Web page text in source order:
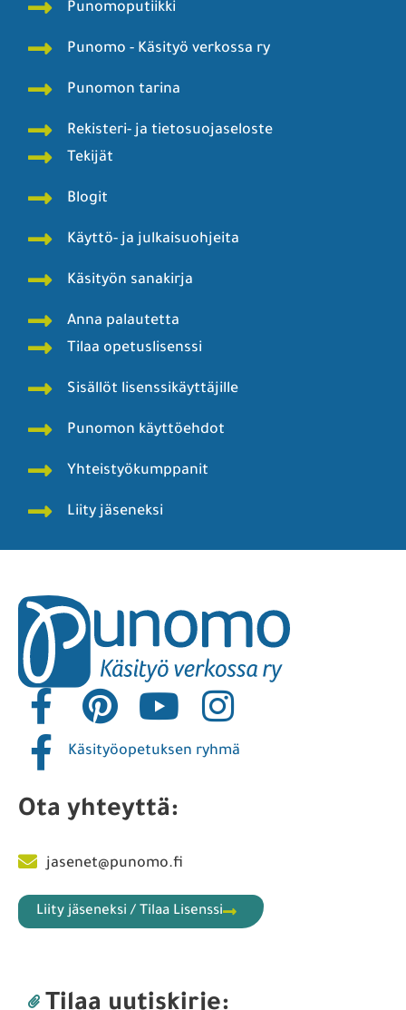
Punomoputiikki
Punomo - Käsityö verkossa ry
Punomon tarina
Rekisteri- ja tietosuojaseloste
Tekijät
Blogit
Käyttö- ja julkaisuohjeita
Käsityön sanakirja
Anna palautetta
Tilaa opetuslisenssi
Sisällöt lisenssikäyttäjille
Punomon käyttöehdot
Yhteistyökumppanit
Liity jäseneksi
Käsityöopetuksen ryhmä
Ota yhteyttä:
jasenet@punomo.fi
Liity jäseneksi / Tilaa Lisenssi